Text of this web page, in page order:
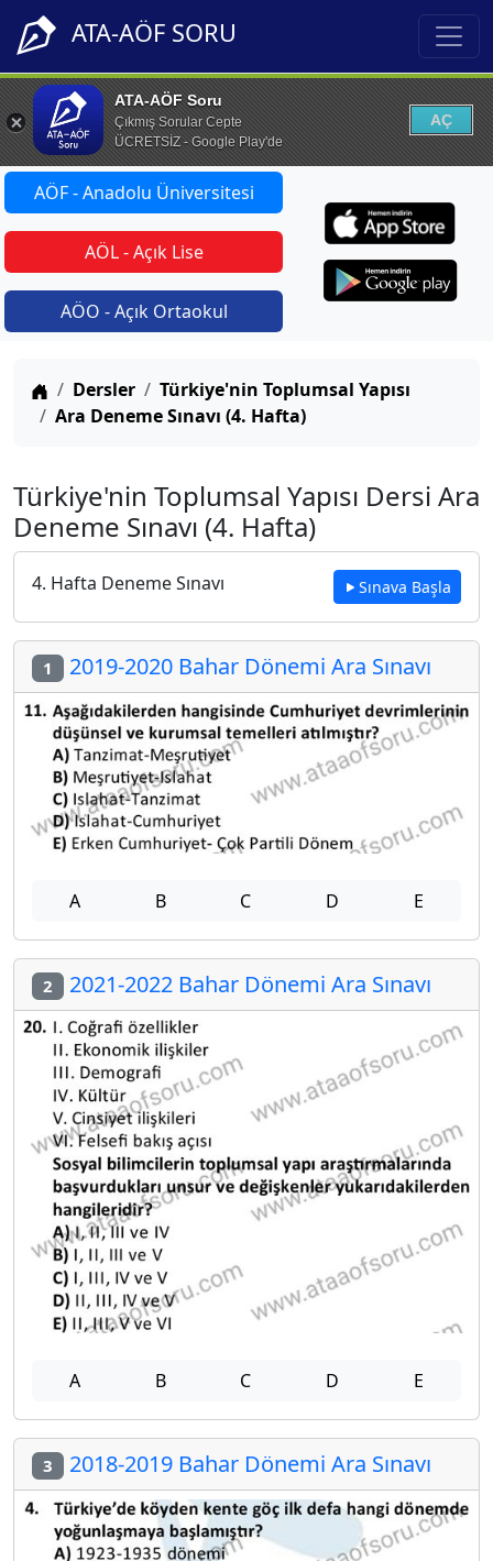
ATA-AÖF SORU
ATA-AÖF Soru
Çıkmış Sorular Cepte
ÜCRETSİZ - Google Play'de
AÇ
AÖF - Anadolu Üniversitesi
AÖL - Açık Lise
AÖO - Açık Ortaokul
Anasayfa
Dersler
Türkiye'nin Toplumsal Yapısı
Ara Deneme Sınavı (4. Hafta)
Türkiye'nin Toplumsal Yapısı Dersi Ara
Deneme Sınavı (4. Hafta)
4. Hafta Deneme Sınavı Sınava Başla
1 2019-2020 Bahar Dönemi Ara Sınavı
A B C D E
2 2021-2022 Bahar Dönemi Ara Sınavı
A B C D E
3 2018-2019 Bahar Dönemi Ara Sınavı